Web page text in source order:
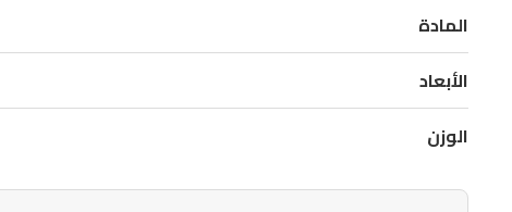
وذاكرة
تخزين
داخلية
8
المادة
الأبعاد
الوزن